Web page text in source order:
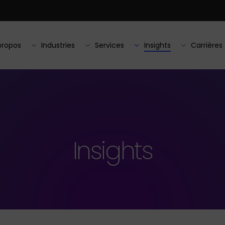
Industries Services Insights Carrières
Insights